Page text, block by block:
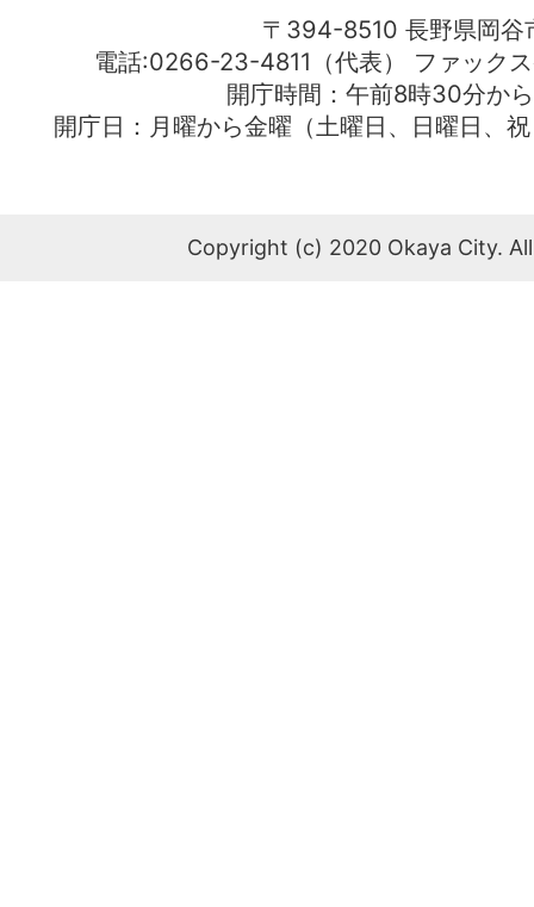
〒394-8510 長野県岡谷
電話:0266-23-4811（代表） ファッ
開庁時間：午前8時30分か
開庁日：月曜から金曜（土曜日、日曜日、
Copyright (c) 2020 Okaya City.